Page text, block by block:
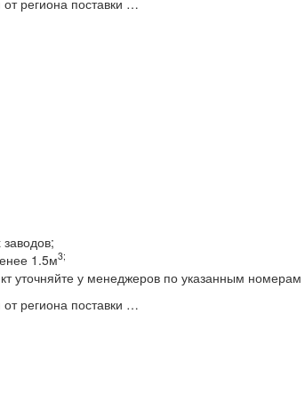
региона поставки …
1.5м3;
уточняйте у менеджеров по указанным
региона поставки …